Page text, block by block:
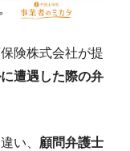
険株式会社が提
遭遇した際の弁
い、 顧問弁護士